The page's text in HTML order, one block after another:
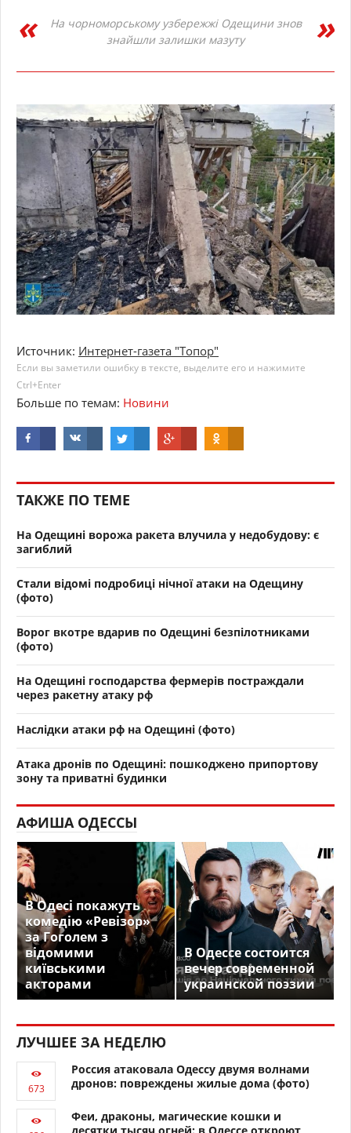
На чорноморському узбережжі Одещини знов
знайшли залишки мазуту
Источник: Интернет-газета "Топор"
Если вы заметили ошибку в тексте, выделите его и нажимите
Ctrl+Enter
Больше по темам: Новини
ТАКЖЕ ПО ТЕМЕ
На Одещині ворожа ракета влучила у недобудову: є
загиблий
Стали відомі подробиці нічної атаки на Одещину
(фото)
Ворог вкотре вдарив по Одещині безпілотниками
(фото)
На Одещині господарства фермерів постраждали
через ракетну атаку рф
Наслідки атаки рф на Одещині (фото)
Атака дронів по Одещині: пошкоджено припортову
зону та приватні будинки
АФИША ОДЕССЫ
В Одесі покажуть
комедію «Ревізор»
за Гоголем з
відомими
київськими
акторами
В Одессе состоится
вечер современной
украинской поэзии
ЛУЧШЕЕ ЗА НЕДЕЛЮ
Россия атаковала Одессу двумя волнами
дронов: повреждены жилые дома (фото)
Феи, драконы, магические кошки и